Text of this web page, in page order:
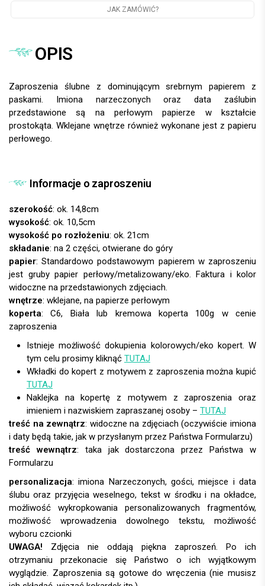
JAK ZAMÓWIĆ?
OPIS
Zaproszenia ślubne z dominującym srebrnym papierem z
paskami. Imiona narzeczonych oraz data zaślubin
przedstawione są na perłowym papierze w kształcie
prostokąta. Wklejane wnętrze również wykonane jest z papieru
perłowego.
Informacje o zaproszeniu
szerokość: ok. 14,8cm
wysokość: ok. 10,5cm
wysokość po rozłożeniu: ok. 21cm
składanie: na 2 części, otwierane do góry
papier:
wnętrze: wklejane, na papierze perłowym
koperta:
Istnieje możliwość dokupienia kolorowych/eko kopert. W
tym celu prosimy kliknąć TUTAJ
Wkładki do kopert z motywem z zaproszenia można kupić
TUTAJ
Naklejka na kopertę z motywem z zaproszenia oraz
imieniem i nazwiskiem zapraszanej osoby – TUTAJ
treść na zewnątrz: widoczne na zdjęciach (oczywiście imiona
i daty będą takie, jak w przysłanym przez Państwa Formularzu)
treść wewnątrz: taka jak dostarczona przez Państwa w
Formularzu
personalizacja:
UWAGA!